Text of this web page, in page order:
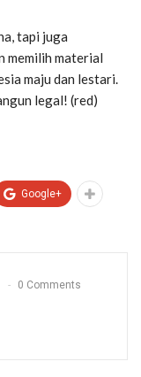
tapi juga
memilih material
maju dan lestari.
legal! (red)
Google+
0 Comments